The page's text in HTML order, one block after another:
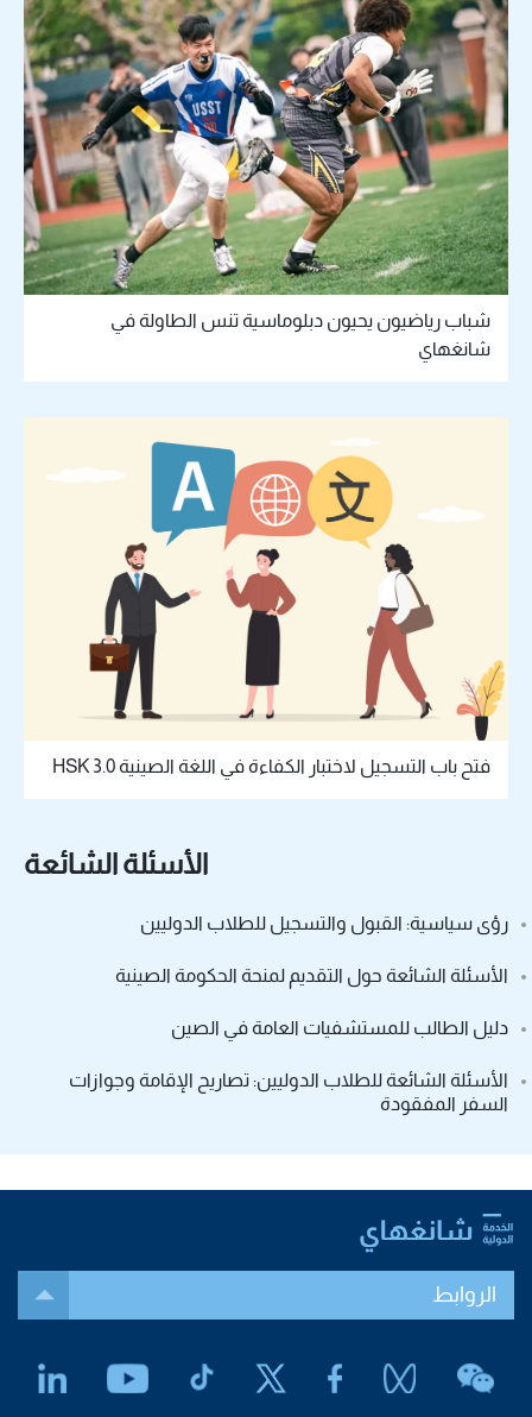
شباب رياضيون يحيون دبلوماسية تنس الطاولة في
شانغهاي
فتح باب التسجيل لاختبار الكفاءة في اللغة الصينية HSK 3.0
الأسئلة الشائعة
رؤى سياسية: القبول والتسجيل للطلاب الدوليين
الأسئلة الشائعة حول التقديم لمنحة الحكومة الصينية
دليل الطالب للمستشفيات العامة في الصين
الأسئلة الشائعة للطلاب الدوليين: تصاريح الإقامة وجوازات
السفر المفقودة
الروابط